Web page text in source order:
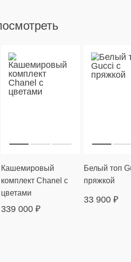
Кашемировый
комплект Chanel с
цветами
339 000 ₽
Белый топ
пряжкой
33 900 ₽